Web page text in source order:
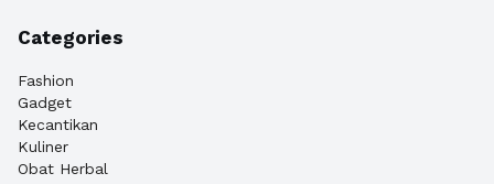
Categories
Fashion
Gadget
Kecantikan
Kuliner
Obat Herbal